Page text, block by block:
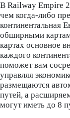
В Railway Empire 2
чем когда-либо
континентальная
обширными
картах основное
каждого
поможет вам
управляя
размещаются
путей, а
могут иметь до 8